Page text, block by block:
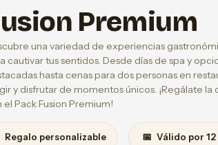
Premium
una variedad de experiencias
cautivar tus sentidos. Desde días de spa y
hasta cenas para dos personas en
y disfrutar de momentos únicos. ¡Regálate
el Pack Fusion Premium!
Regalo personalizable 📅 Válido por 12